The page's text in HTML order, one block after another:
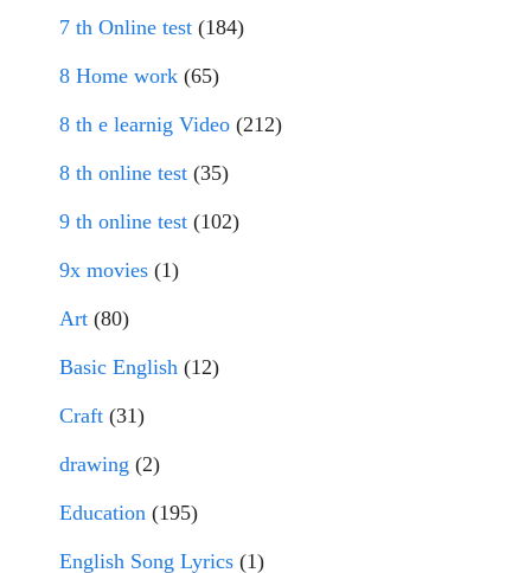
7 th Online test (184)
8 Home work (65)
8 th e learnig Video (212)
8 th online test (35)
9 th online test (102)
9x movies (1)
Art (80)
Basic English (12)
Craft (31)
drawing (2)
Education (195)
English Song Lyrics (1)